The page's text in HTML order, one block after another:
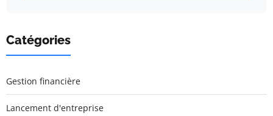
Catégories
Gestion financière
Lancement d'entreprise